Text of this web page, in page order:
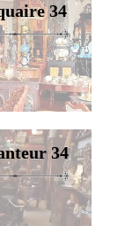
34
34